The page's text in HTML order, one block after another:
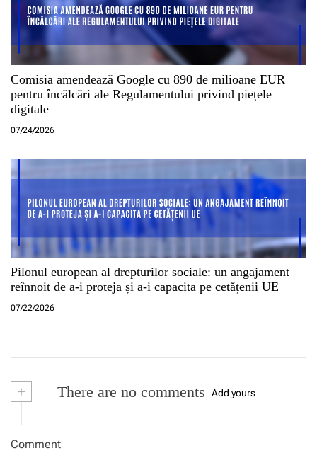
Comisia amendează Google cu 890 de milioane EUR
pentru încălcări ale Regulamentului privind piețele
digitale
07/24/2026
Pilonul european al drepturilor sociale: un angajament
reînnoit de a-i proteja și a-i capacita pe cetățenii UE
07/22/2026
+ There are no comments Add yours
Comment